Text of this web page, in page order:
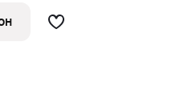
в Авиастроительном
и